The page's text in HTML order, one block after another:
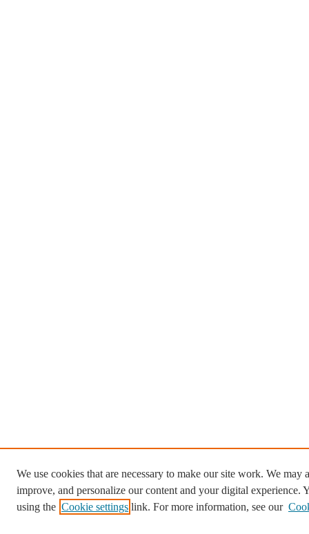
We use cookies that are necessary to make our site work. We may
improve, and personalize our content and your digital experience.
using the Cookie settings link. For more information, see our